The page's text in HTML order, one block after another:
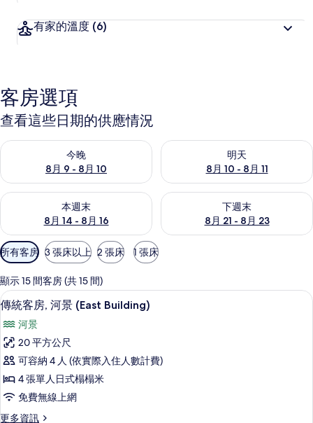
有家的溫度 (6)
客房選項
查看這些日期的供應情況
今晚
8月 9 - 8月 10
查看今晚 (8月 9 - 8月 10) 的供應情況
明天
8月 10 - 8月 11
查看明天 (8月 10 - 8月 11) 的
本週末
8月 14 - 8月 16
查看本週末 (8月 14 - 8月 16) 的供應情況
下週末
8月 21 - 8月 23
查看下週末 (8月 21 - 8月 23)
可
用
的
客
房
篩
選
條
所有客房 3 張床以上 2 張床 1 張床
顯示 15 間客房 (共 15 間)
顯
示
傳
統
客
房,
5
傳統客房, 河景 (East Building)
河景
20 平方公尺
可容納 4 人 (依實際入住人數計費)
4 張單人日式榻榻米
免費無線上網
更多資訊
更